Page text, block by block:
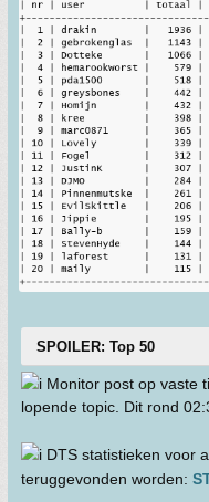
SPOILER: Top 50
Monitor post op vaste
lopende topic. Dit rond
DTS statistieken voor
teruggevonden worden: